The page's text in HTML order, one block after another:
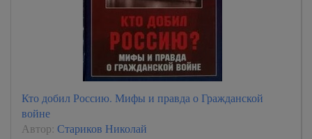
Кто добил Россию. Мифы и правда о Гражданской
войне
Автор: Стариков Николай